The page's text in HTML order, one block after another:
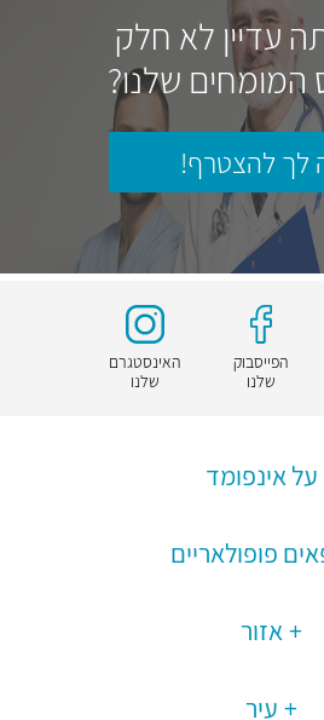
עדיין לא חלק
המומחים שלנו?
לך להצטרף!
הפייסבוק
שלנו
האינסטגרם
שלנו
על אינפומד
פופולאריים
אזור
עיר